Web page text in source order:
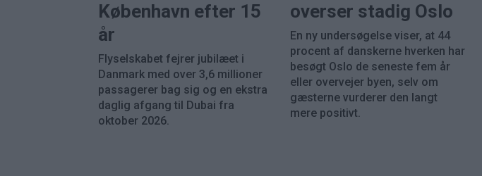
København efter 15
år
Flyselskabet fejrer jubilæet i
Danmark med over 3,6 millioner
passagerer bag sig og en ekstra
daglig afgang til Dubai fra
oktober 2026.
overser stadig Oslo
En ny undersøgelse viser, at 44
procent af danskerne hverken har
besøgt Oslo de seneste fem år
eller overvejer byen, selv om
gæsterne vurderer den langt
mere positivt.